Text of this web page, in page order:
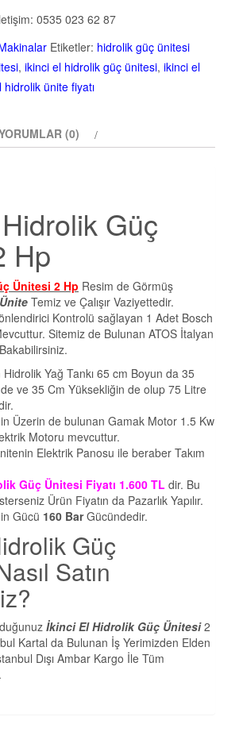
0535 023 62 87
Etiketler: hidrolik güç ünitesi
, ikinci el hidrolik güç ünitesi, ikinci el
hidrolik ünite fiyatı
(0)
Güç
Hp
Ünitesi 2 Hp Resim de Görmüş
Temiz ve Çalışır Vaziyettedir.
Kontrolü sağlayan 1 Adet Bosch
Sitemiz de Bulunan ATOS İtalyan
Bakabilirsiniz.
Yağ Tankı 65 cm Boyun da 35
ve 35 Cm Yüksekliğin de olup 75 Litre
Üzerin de bulunan Gamak Motor 1.5 Kw
Motoru mevcuttur.
Elektrik Panosu ile beraber Takım
Güç Ünitesi Fiyatı 1.600 TL dir. Bu
Ürün Fiyatın da Pazarlık Yapılır.
Gücü 160 BarGücündedir.
Güç
Satın
İkinci El Hidrolik Güç Ünitesi2
Kartal da Bulunan İş Yerimizden Elden
Dışı Ambar Kargo İle Tüm